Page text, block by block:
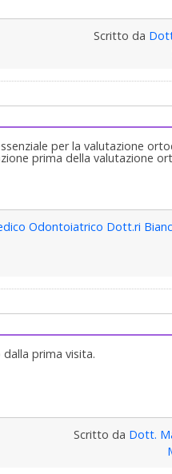
Scritto da
per la valutazione
prima della valutazione
Odontoiatrico Dott.ri
prima visita.
Scritto da Dott.